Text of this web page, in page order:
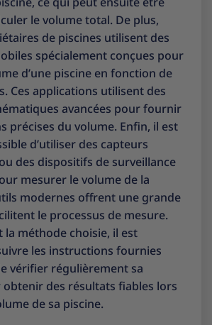
le volume total. De plus,
de piscines utilisent des
spécialement conçues pour
d’une piscine en fonction de
Ces applications utilisent des
avancées pour fournir
précises du volume. Enfin, il est
d’utiliser des capteurs
des dispositifs de surveillance
mesurer le volume de la
modernes offrent une grande
le processus de mesure.
la méthode choisie, il est
les instructions fournies
vérifier régulièrement sa
des résultats fiables lors
de sa piscine.